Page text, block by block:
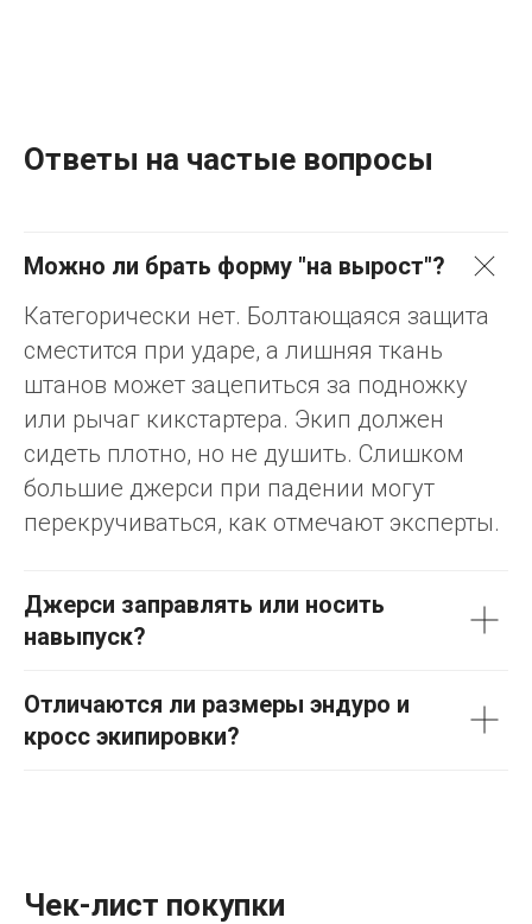
Ответы на частые вопросы
Можно ли брать форму "на вырост"?
Категорически нет. Болтающаяся защита
сместится при ударе, а лишняя ткань
штанов может зацепиться за подножку
или рычаг кикстартера. Экип должен
сидеть плотно, но не душить. Слишком
большие джерси при падении могут
перекручиваться, как отмечают эксперты.
Джерси заправлять или носить
навыпуск?
Отличаются ли размеры эндуро и
кросс экипировки?
Чек-лист покупки